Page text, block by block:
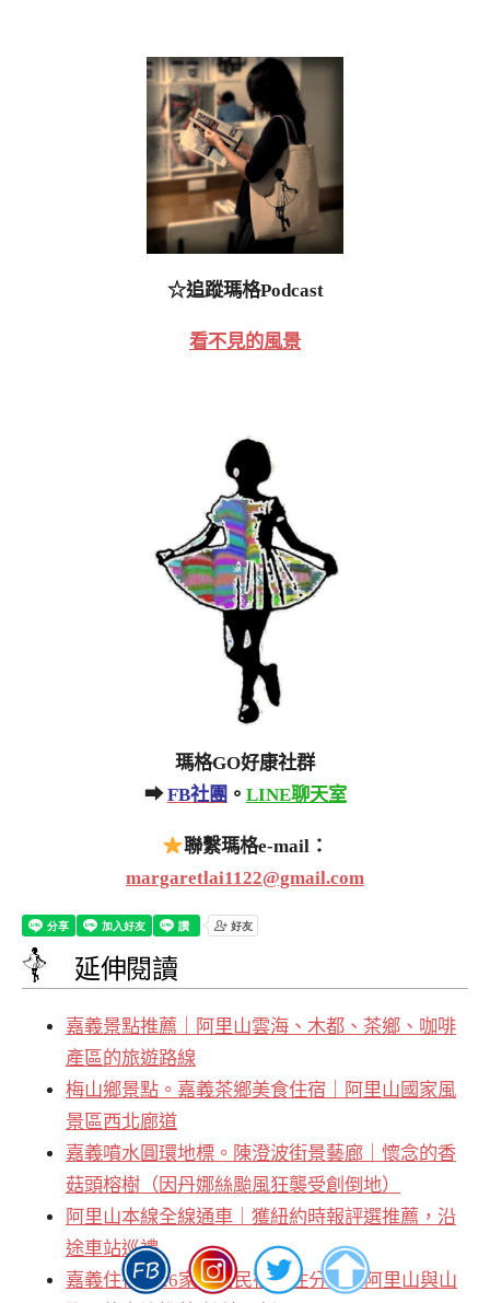
☆追蹤瑪格Podcast
看不見的風景
瑪格GO好康社群
➡FB社團 。 LINE聊天室
聯繫瑪格e-mail：
margaretlai1122@gmail.com
延伸閱讀
嘉義景點推薦｜阿里山雲海、木都、茶鄉、咖啡
產區的旅遊路線
梅山鄉景點。嘉義茶鄉美食住宿｜阿里山國家風
景區西北廊道
嘉義噴水圓環地標。陳澄波街景藝廊｜懷念的香
菇頭榕樹（因丹娜絲颱風狂襲受創倒地）
阿里山本線全線通車｜獲紐約時報評選推薦，沿
途車站巡禮
嘉義住宿。26家飯店民宿實住分享｜阿里山與山